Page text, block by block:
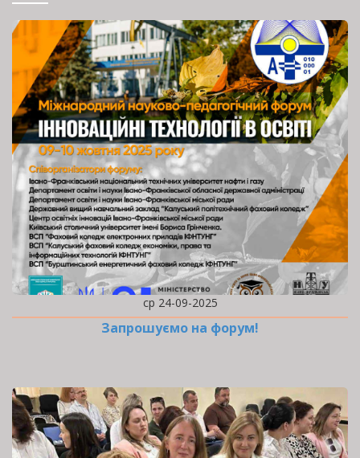
ср 24-09-2025
Запрошуємо на форум!